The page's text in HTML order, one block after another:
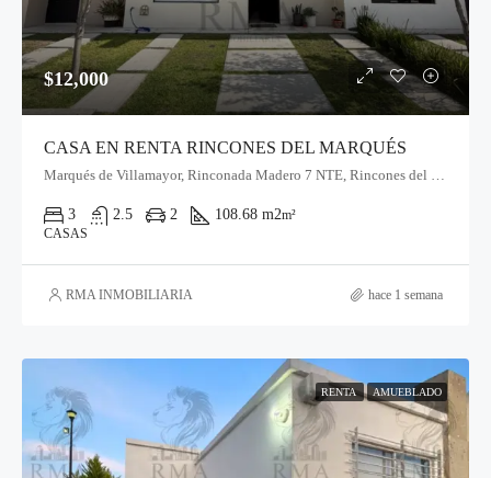
$12,000
CASA EN RENTA RINCONES DEL MARQUÉS
3 2.5 2 108.68 m2m²
CASAS
RMA INMOBILIARIA hace 1 semana
RENTA AMUEBLADO